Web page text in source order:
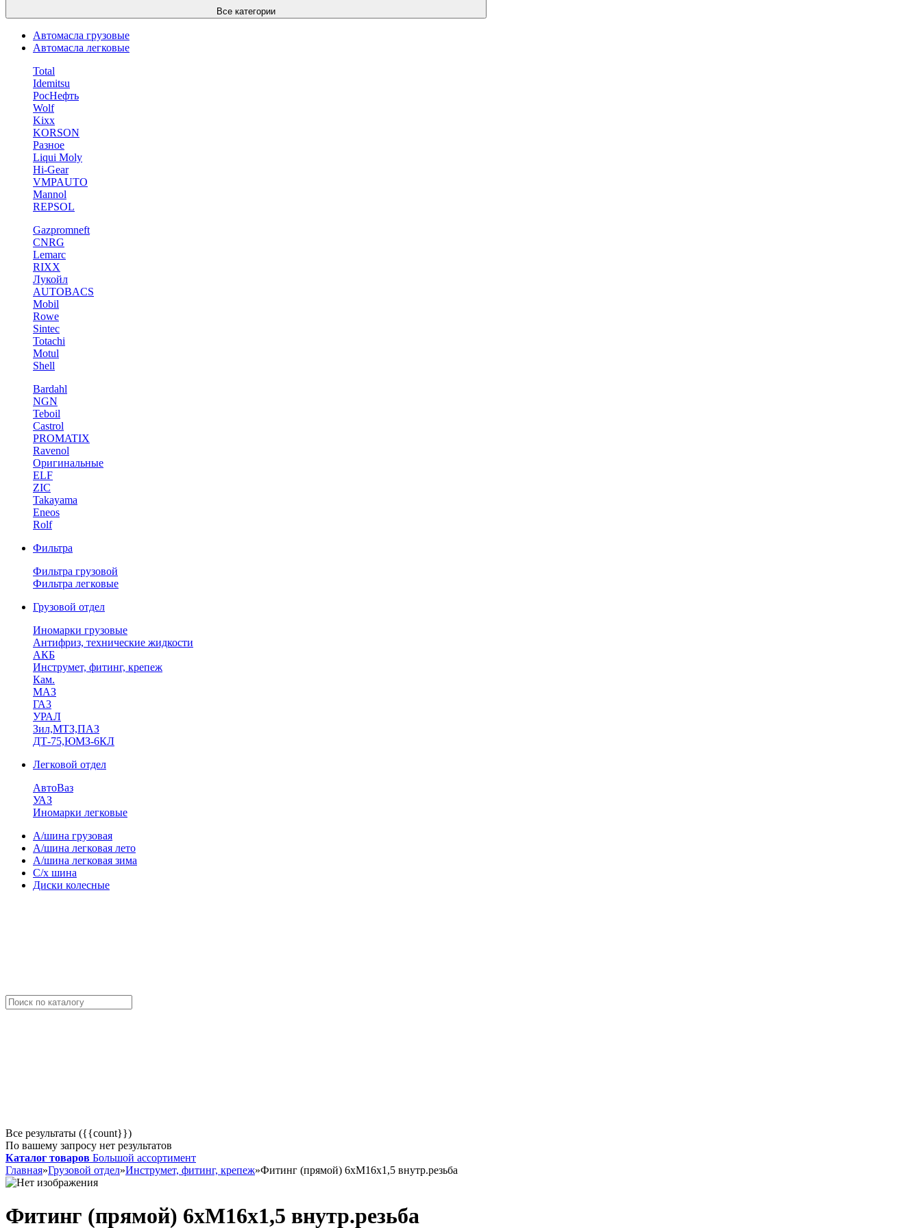
Все категории
Автомасла грузовые
Автомасла легковые
Total
Idemitsu
РосНефть
Wolf
Kixx
KORSON
Разное
Liqui Moly
Hi-Gear
VMPAUTO
Mannol
REPSOL
Gazpromneft
CNRG
Lemarc
RIXX
Лукойл
AUTOBACS
Mobil
Rowe
Sintec
Totachi
Motul
Shell
Bardahl
NGN
Teboil
Castrol
PROMATIX
Ravenol
Оригинальные
ELF
ZIC
Takayama
Eneos
Rolf
Фильтра
Фильтра грузовой
Фильтра легковые
Грузовой отдел
Иномарки грузовые
Антифриз, технические жидкости
АКБ
Инструмет, фитинг, крепеж
Кам.
МАЗ
ГА3
УРАЛ
Зил,МТЗ,ПАЗ
ДТ-75,ЮМЗ-6КЛ
Легковой отдел
АвтоВаз
УАЗ
Иномарки легковые
А/шина грузовая
А/шина легковая лето
А/шина легковая зима
С/х шина
Диски колесные
Все результаты ({{count}})
По вашему запросу нет результатов
Каталог товаров Большой ассортимент
Главная»Грузовой отдел»Инструмет, фитинг, крепеж»Фитинг (прямой) 6хМ16х1,5 внутр.резьба
Фитинг (прямой) 6хМ16х1,5 внутр.резьба